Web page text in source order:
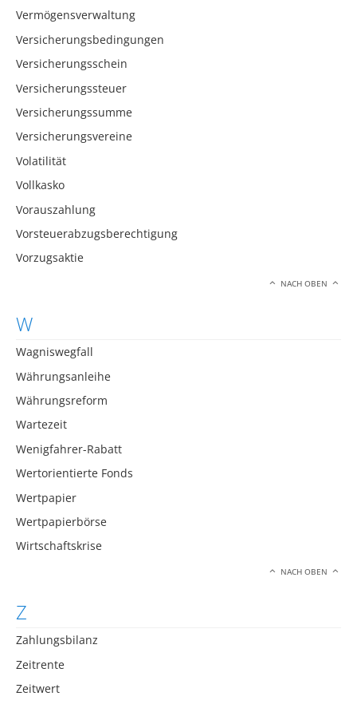
Vermögensverwaltung
Versicherungsbedingungen
Versicherungsschein
Versicherungssteuer
Versicherungssumme
Versicherungsvereine
Volatilität
Vollkasko
Vorauszahlung
Vorsteuerabzugsberechtigung
Vorzugsaktie
NACH OBEN
W
Wagniswegfall
Währungsanleihe
Währungsreform
Wartezeit
Wenigfahrer-Rabatt
Wertorientierte Fonds
Wertpapier
Wertpapierbörse
Wirtschaftskrise
NACH OBEN
Z
Zahlungsbilanz
Zeitrente
Zeitwert